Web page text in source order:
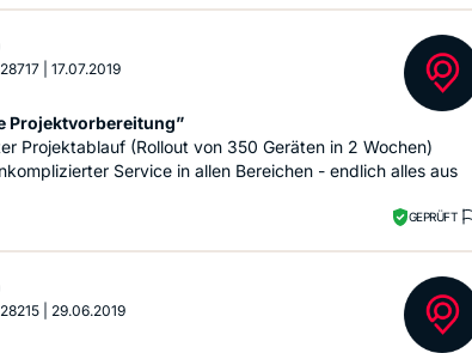
Sterne
17.07.2019
Projektvorbereitung”
Projektablauf (Rollout von 350 Geräten in 2 Wochen)
Service in allen Bereichen - endlich alles aus
GEPRÜFT
Sterne
29.06.2019